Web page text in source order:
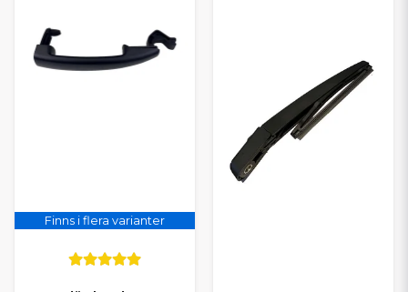
Finns i flera varianter